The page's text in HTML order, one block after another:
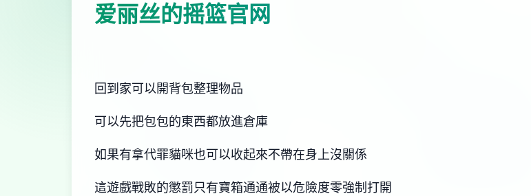
爱丽丝的摇篮官网
回到家可以開背包整理物品
可以先把包包的東西都放進倉庫
如果有拿代罪貓咪也可以收起來不帶在身上沒關係
這遊戲戰敗的懲罰只有寶箱通通被以危險度零強制打開